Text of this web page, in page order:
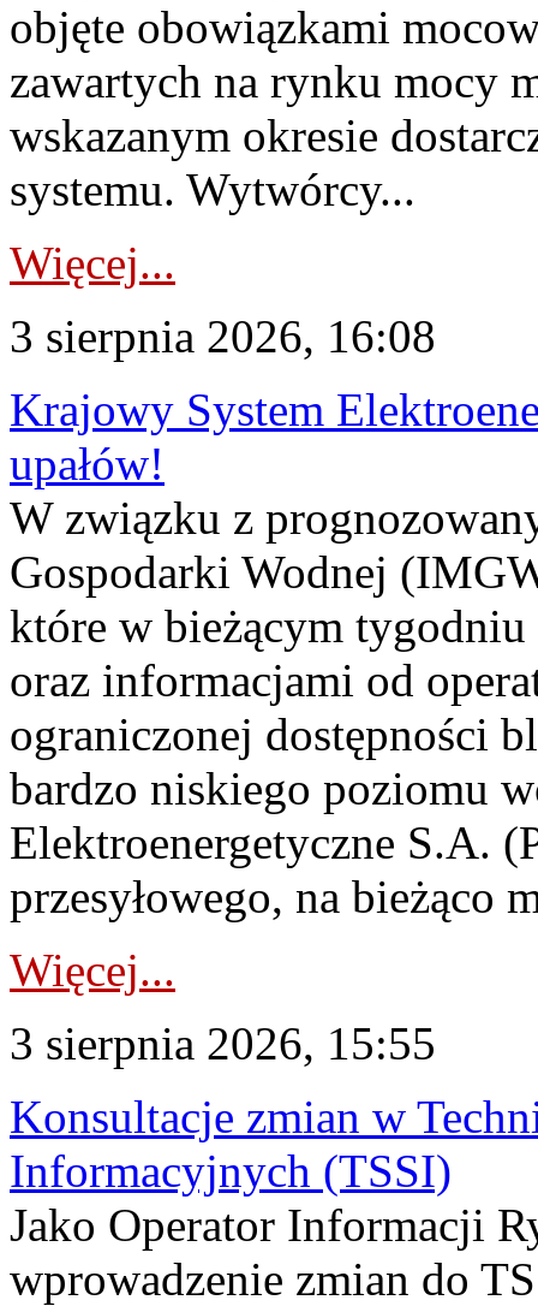
objęte obowiązkami
zawartych na rynku mocy
wskazanym okresie
systemu. Wytwórcy...
Więcej...
3 sierpnia 2026, 16:08
Krajowy System
upałów!
W związku z
Gospodarki Wodnej
które w bieżącym tygodniu
oraz informacjami od
ograniczonej dostępności
bardzo niskiego poziomu
Elektroenergetyczne S.A.
przesyłowego, na bieżąco
Więcej...
3 sierpnia 2026, 15:55
Konsultacje zmian w
Informacyjnych (TSSI)
Jako Operator Informacji
wprowadzenie zmian do